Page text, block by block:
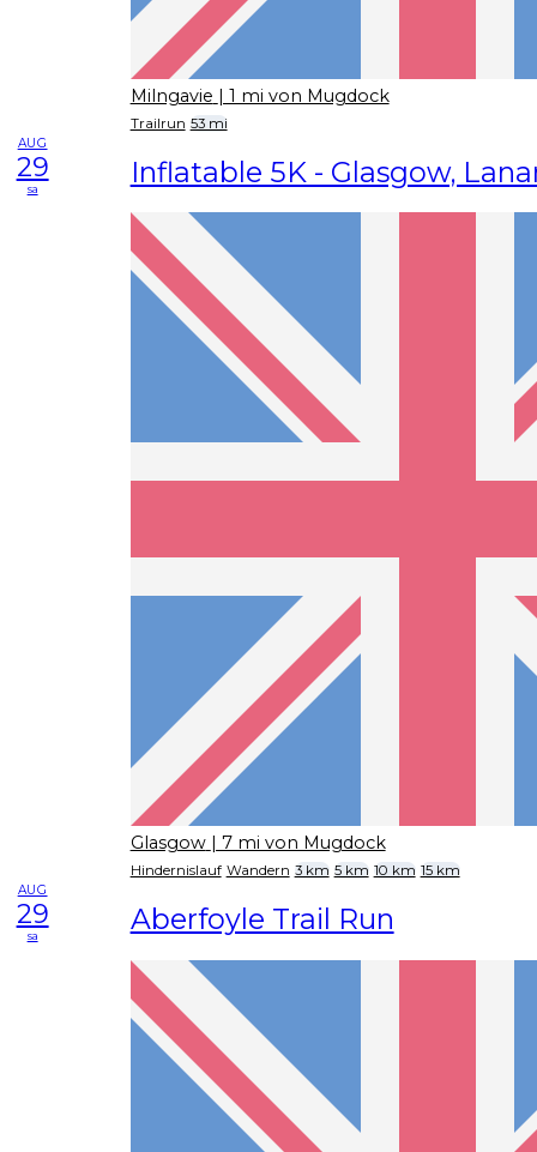
Milngavie | 1 mi von Mugdock
Trailrun 53 mi
AUG
29
sa Inflatable 5K - Glasgow,
Glasgow | 7 mi von Mugdock
Hindernislauf Wandern 3 km 5 km 10 km 15 km
AUG
29
sa Aberfoyle Trail Run